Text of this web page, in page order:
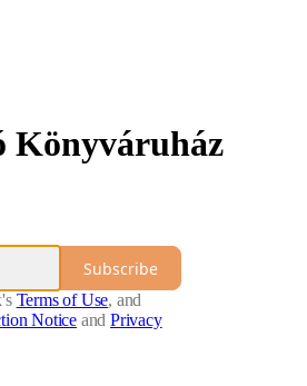
Könyváruház
Subscribe
Terms of Use, and
Notice and Privacy